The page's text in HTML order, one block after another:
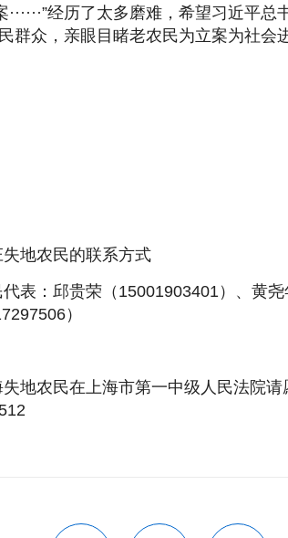
······”经历了太多磨难，希望习近平
群众，亲眼目睹老农民为立案为社会
地农民的联系方式
代表：邱贵荣（15001903401）、黄
）
失地农民在上海市第一中级人民法院请